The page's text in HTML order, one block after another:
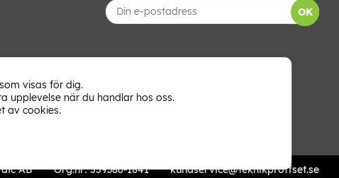
OK
AB Org.nr: 559386-1841 kundservice@teknikproffset.se
visas för dig.
när du handlar hos oss.
av cookies.